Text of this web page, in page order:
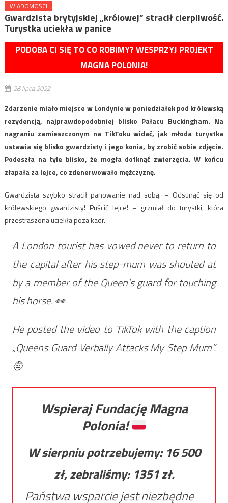
WIADOMOŚCI
Gwardzista brytyjskiej „królowej” stracił cierpliwość.
Turystka uciekła w panice
PODOBA CI SIĘ TO CO ROBIMY? WESPRZYJ PROJEKT
MAGNA POLONIA!
28 lipca 2022
Zdarzenie miało miejsce w Londynie w poniedziałek pod królewską
rezydencją, najprawdopodobniej blisko Pałacu Buckingham. Na
nagraniu zamieszczonym na TikToku widać, jak młoda turystka
ustawia się blisko gwardzisty i jego konia, by zrobić sobie zdjęcie.
Podeszła na tyle blisko, że mogła dotknąć zwierzęcia. W końcu
złapała za lejce, co zdenerwowało mężczyznę.
Gwardzista szybko stracił panowanie nad sobą. – Odsunąć się od
królewskiego gwardzisty! Puścić lejce! – grzmiał do turystki, która
przestraszona uciekła poza kadr.
A London tourist has vowed never to return to
the capital after his step-mum was shouted at
by a member of the Queen’s guard for touching
his horse. 👀
He posted the video to TikTok with the caption
„Queens Guard Verbally Attacks My Step Mum”.
🤨
Wspieraj Fundację Magna
Polonia!
W sierpniu potrzebujemy: 16 500
zł, zebraliśmy: 1351zł.
Państwa wsparcie jest niezbędne